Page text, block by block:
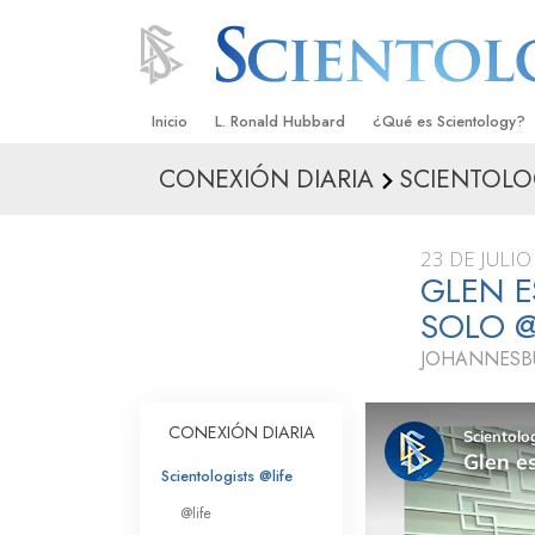
Inicio L. Ronald Hubbard ¿Qué es Scientology?
Creencias y Prácticas
Qué dicen los
Scientology
Conoce a un
Los Principios Básicos
Una Introducción a
CONEXIÓN DIARIA
23 DE
GLEN
SOLO
CONEXIÓN DIARIA
Scientologists @life
@life